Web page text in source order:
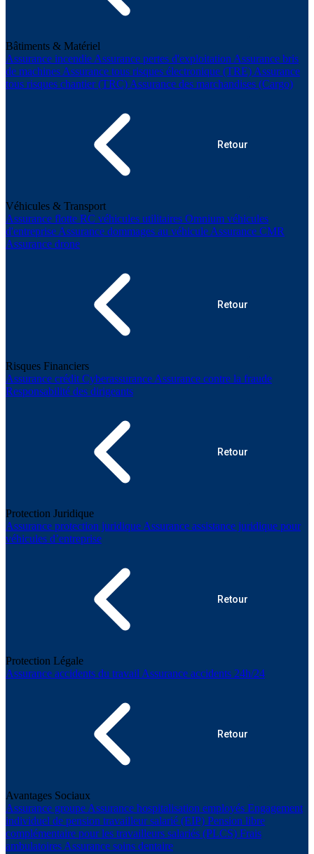
Bâtiments & Matériel
Assurance incendie Assurance pertes d'exploitation Assurance bris
de machines Assurance tous risques électronique (TRE) Assurance
tous risques chantier (TRC) Assurance des marchandises (Cargo)
Retour
Véhicules & Transport
Assurance flotte RC véhicules utilitaires Omnium véhicules
d'entreprise Assurance dommages au véhicule Assurance CMR
Assurance drone
Retour
Risques Financiers
Assurance crédit Cyberassurance Assurance contre la fraude
Responsabilité des dirigeants
Retour
Protection Juridique
Assurance protection juridique Assurance assistance juridique pour
véhicules d’entreprise
Retour
Protection Légale
Assurance accidents du travail Assurance accidents 24h/24
Retour
Avantages Sociaux
Assurance groupe Assurance hospitalisation employés Engagement
individuel de pension travailleur salarié (EIP) Pension libre
complémentaire pour les travailleurs salariés (PLCS) Frais
ambulatoires Assurance soins dentaire